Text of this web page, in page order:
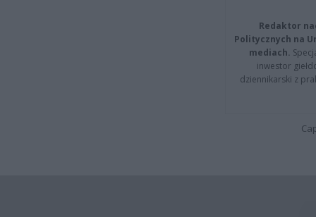
Redaktor
Politycznych na
mediach.
inwestor
dziennikarski z